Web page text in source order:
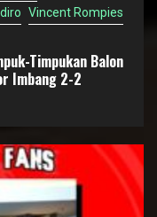
Vincent Rompies
Timpukan Balon
Imbang 2-2